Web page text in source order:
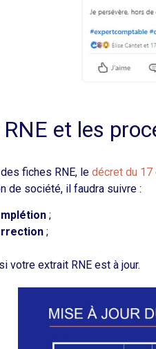
et les
fiches RNE, le décret du 17
de société, il faudra suivre :
;
;
votre extrait RNE est à jour.